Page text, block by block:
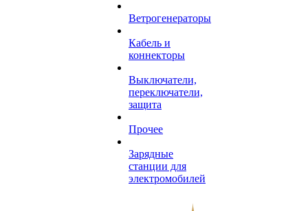
Ветрогенераторы
Кабель и
коннекторы
Выключатели,
переключатели,
защита
Прочее
Зарядные
станции для
электромобилей